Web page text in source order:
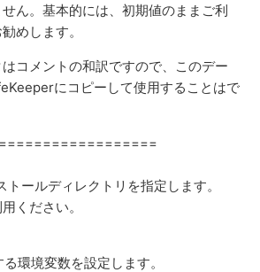
ん。基本的には、初期値のままご利
めします。
コメントの和訳ですので、このデー
にコピーして使用することはで
ールディレクトリを指定します。
ください。
環境変数を設定します。